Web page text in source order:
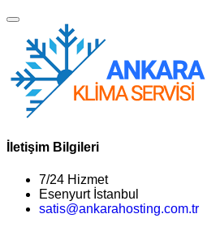
İletişim Bilgileri
7/24 Hizmet
Esenyurt İstanbul
satis@ankarahosting.com.tr